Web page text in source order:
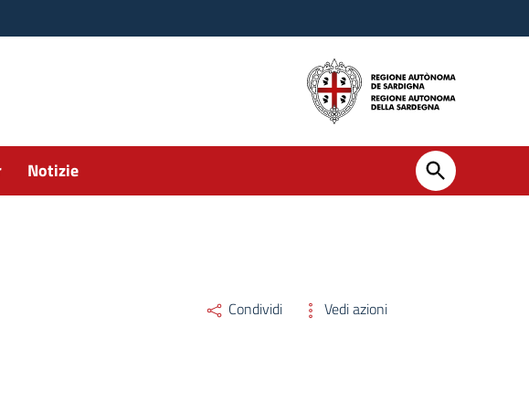
Notizie
Condividi Vedi azioni